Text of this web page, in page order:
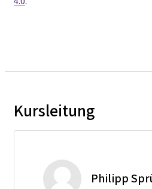
Kursleitung
Philipp